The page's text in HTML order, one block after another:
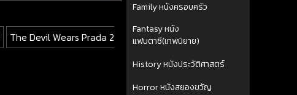
The Devil Wears Prada 2
Family หนังครอบครัว
Fantasy หนัง
แฟนตาซี(เทพนิยาย)
History หนังประวัติศาสตร์
Horror หนังสยองขวัญ